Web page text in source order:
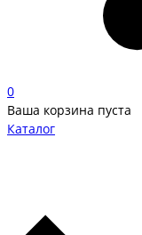
0
Ваша корзина пуста
Каталог